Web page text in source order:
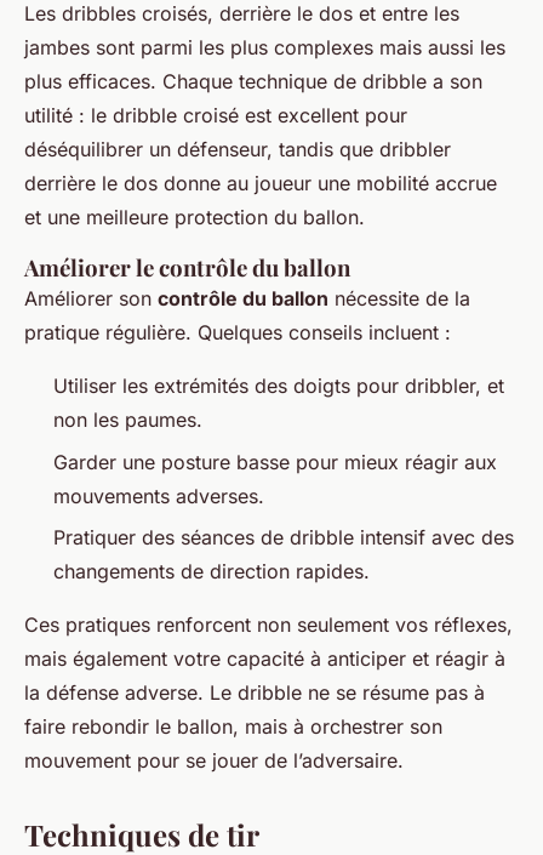
Les dribbles croisés, derrière le dos et entre les
jambes sont parmi les plus complexes mais aussi les
plus efficaces. Chaque technique de dribble a son
utilité : le dribble croisé est excellent pour
déséquilibrer un défenseur, tandis que dribbler
derrière le dos donne au joueur une mobilité accrue
et une meilleure protection du ballon.
Améliorer le contrôle du ballon
Améliorer son contrôle du ballon nécessite de la
pratique régulière. Quelques conseils incluent :
Utiliser les extrémités des doigts pour dribbler, et
non les paumes.
Garder une posture basse pour mieux réagir aux
mouvements adverses.
Pratiquer des séances de dribble intensif avec des
changements de direction rapides.
Ces pratiques renforcent non seulement vos réflexes,
mais également votre capacité à anticiper et réagir à
la défense adverse. Le dribble ne se résume pas à
faire rebondir le ballon, mais à orchestrer son
mouvement pour se jouer de l’adversaire.
Techniques de tir